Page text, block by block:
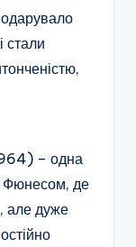
стали
– одна
Фюнесом, де
але дуже